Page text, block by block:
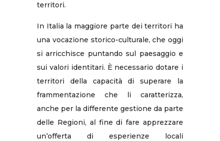
territori.
In Italia la maggiore parte dei territori ha
una vocazione storico-culturale, che oggi
si arricchisce puntando sul paesaggio e
sui valori identitari. È necessario dotare i
territori della capacità di superare la
frammentazione che li caratterizza,
anche per la differente gestione da parte
delle Regioni, al fine di fare apprezzare
un’offerta di esperienze locali